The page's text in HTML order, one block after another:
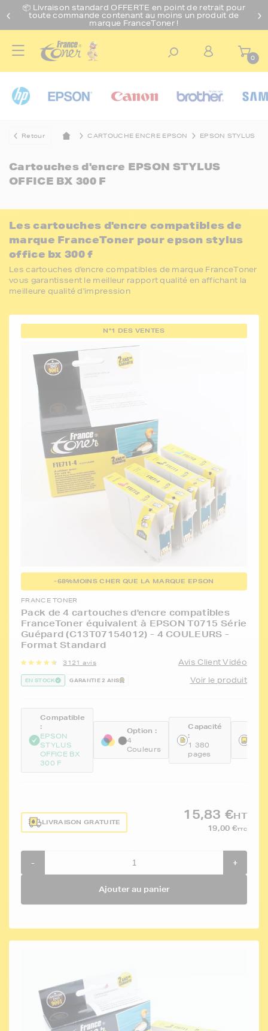
📦 Livraison standard OFFERTE en point de retrait pour
toute commande contenant au moins un produit de
marque FranceToner !
0
Retour CARTOUCHE ENCRE EPSON EPSON STYLUS
Cartouches d'encre EPSON STYLUS
OFFICE BX 300 F
Les cartouches d'encre compatibles de
marque FranceToner pour epson stylus
office bx 300 f
Les cartouches d'encre compatibles de marque FranceToner
vous garantissent le meilleur rapport qualité en affichant la
meilleure qualité d'impression
N°1 DES VENTES
-68%MOINS CHER QUE LA MARQUE EPSON
FRANCE TONER
Pack de 4 cartouches d'encre compatibles
FranceToner équivalent à EPSON T0715 Série
Guépard (C13T07154012) - 4 COULEURS -
Format Standard
3121 avis Avis Client Vidéo
EN STOCK GARANTIE 2 ANS Voir le produit
Compatible
:
EPSON
STYLUS
OFFICE BX
300 F
Option :
4
Couleurs
Capacité
:
1 380
pages
LIVRAISON GRATUITE
15,83 €HT
19,00 €TTC
- +
Ajouter au panier